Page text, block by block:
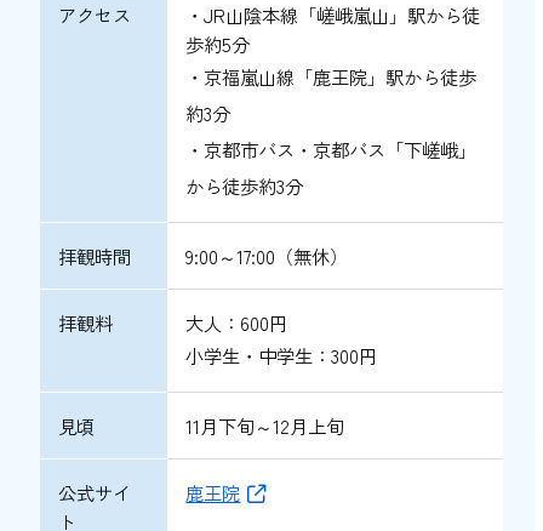
アクセス
・JR山陰本線「嵯峨嵐山」駅から徒
歩約5分
・京福嵐山線「鹿王院」駅から徒歩
約3分
・京都市バス・京都バス「下嵯峨」
から徒歩約3分
拝観時間 9:00～17:00（無休）
拝観料
大人：600円
小学生・中学生：300円
見頃 11月下旬～12月上旬
公式サイ
ト
鹿王院